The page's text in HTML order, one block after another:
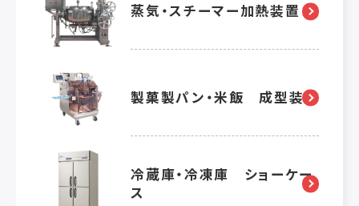
蒸気・スチーマー加熱装置
製菓製パン・米飯 成型装置
冷蔵庫・冷凍庫 ショーケー
ス